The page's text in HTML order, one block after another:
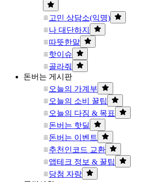
고민 상담소(익명)
나 대단하지
따뜻한말
핫이슈
골라줘
돈버는 게시판
오늘의 가계부
오늘의 소비 꿀팁
오늘의 다짐 & 목표
돈버는 핫딜
돈버는 이벤트
추천인코드 교환
앱테크 정보 & 꿀팁
당첨 자랑